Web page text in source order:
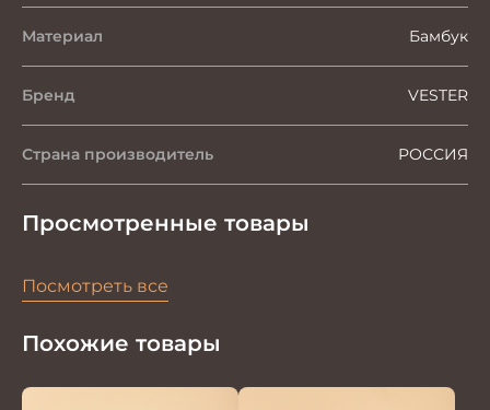
Материал Бамбук
Бренд VESTER
Страна производитель РОССИЯ
Просмотренные товары
Посмотреть все
Похожие товары